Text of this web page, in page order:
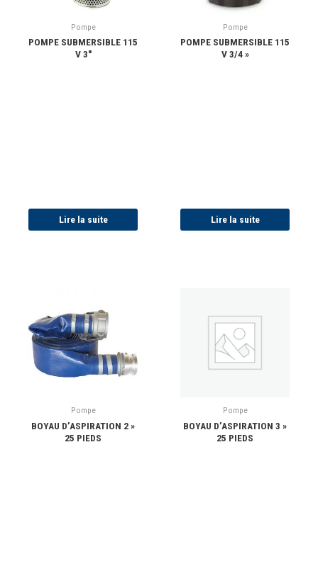
Pompe
POMPE SUBMERSIBLE 115
V 3″
Lire la suite
Pompe
POMPE SUBMERSIBLE 115
V 3/4 »
Lire la suite
Pompe
BOYAU D’ASPIRATION 2 »
25 PIEDS
Pompe
BOYAU D’ASPIRATION 3 »
25 PIEDS